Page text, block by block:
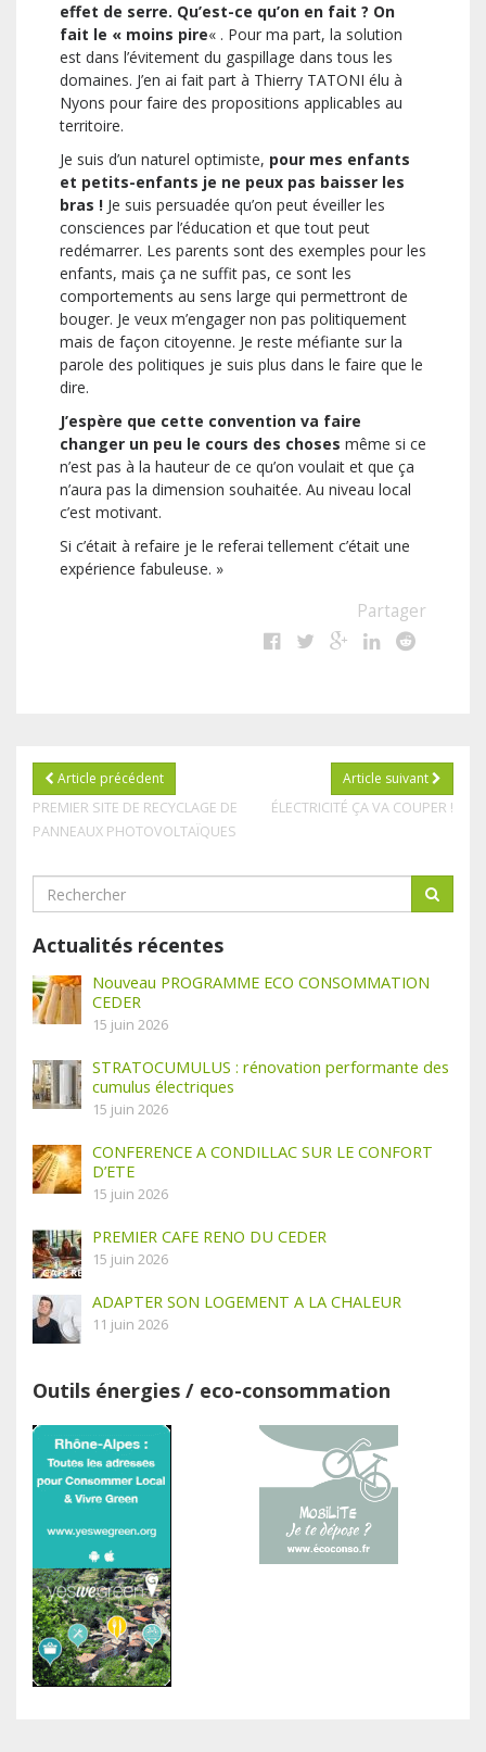
effet de serre. Qu’est-ce qu’on en fait ? On
fait le « moins pire« . Pour ma part, la solution
est dans l’évitement du gaspillage dans tous les
domaines. J’en ai fait part à Thierry TATONI élu à
Nyons pour faire des propositions applicables au
territoire.
Je suis d’un naturel optimiste, pour mes enfants
et petits-enfants je ne peux pas baisser les
bras ! Je suis persuadée qu’on peut éveiller les
consciences par l’éducation et que tout peut
redémarrer. Les parents sont des exemples pour les
enfants, mais ça ne suffit pas, ce sont les
comportements au sens large qui permettront de
bouger. Je veux m’engager non pas politiquement
mais de façon citoyenne. Je reste méfiante sur la
parole des politiques je suis plus dans le faire que le
dire.
J’espère que cette convention va faire
changer un peu le cours des choses même si ce
n’est pas à la hauteur de ce qu’on voulait et que ça
n’aura pas la dimension souhaitée. Au niveau local
c’est motivant.
Si c’était à refaire je le referai tellement c’était une
expérience fabuleuse. »
Partager
Article précédent
PREMIER SITE DE RECYCLAGE DE
PANNEAUX PHOTOVOLTAÏQUES
Article suivant
ÉLECTRICITÉ ÇA VA COUPER !
Actualités récentes
Nouveau PROGRAMME ECO CONSOMMATION
CEDER
15 juin 2026
STRATOCUMULUS : rénovation performante des
cumulus électriques
15 juin 2026
CONFERENCE A CONDILLAC SUR LE CONFORT
D’ETE
15 juin 2026
PREMIER CAFE RENO DU CEDER
15 juin 2026
ADAPTER SON LOGEMENT A LA CHALEUR
11 juin 2026
Outils énergies / eco-consommation